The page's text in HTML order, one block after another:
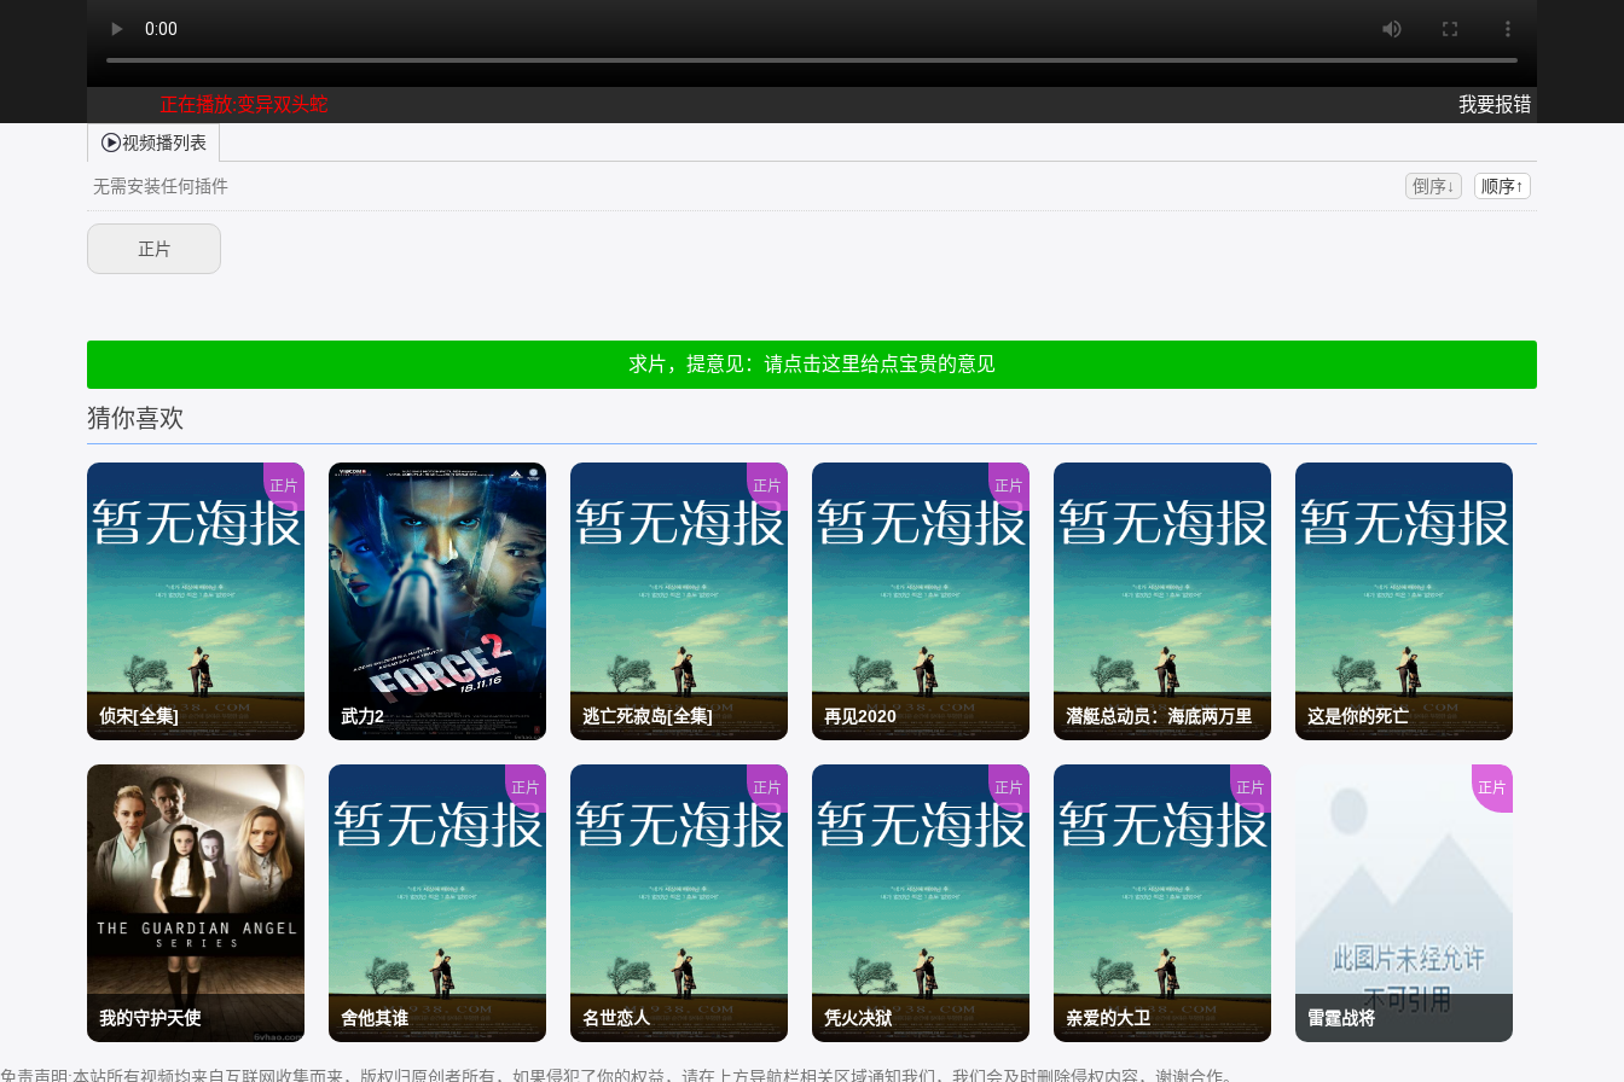
正在播放:变异双头蛇 我要报错
视频播列表
无需安装任何插件 倒序↓ 顺序↑
正片
求片，提意见：请点击这里给点宝贵的意见
猜你喜欢
侦宋[全集]
正片
武力2
/
逃亡死寂岛[全集]
/
正片
再见2020
/
正片
潜艇总动员：海底两万里
/
这是你的死亡
我的守护天使 舍他其谁
正片
名世恋人
正片
凭火决狱
正片
亲爱的大卫
正片
雷霆战将
正片
免责声明:本站所有视频均来自互联网收集而来，版权归原创者所有，如果侵犯了你的权益，请在上方导航栏相关区域通知我们，我们会及时删除侵权内容，谢谢合作。